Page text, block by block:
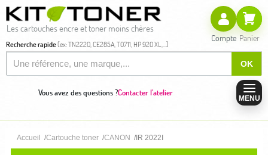
Les cartouches encre et toner moins chères
Recherche rapide(ex: TN2220, CE285A, T0711, HP 920 XL,...)
OK
Compte Panier
Vous avez des questions ?Contacter l'atelier
MENU
Accueil Cartouche toner CANON IR 2022I